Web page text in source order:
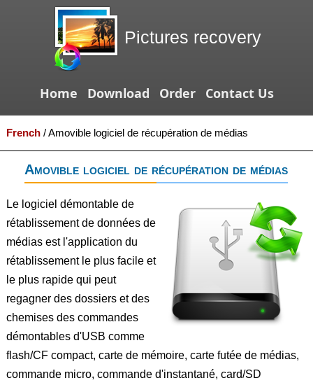
Pictures recovery
Home Download Order Contact Us
French/Amovible logiciel de récupération de médias
Amovible logiciel de récupération de médias
Le logiciel démontable de
rétablissement de données de
médias est l'application du
rétablissement le plus facile et
le plus rapide qui peut
regagner des dossiers et des
chemises des commandes
démontables d'USB comme
flash/CF compact, carte de mémoire, carte futée de médias,
commande micro, commande d'instantané, card/SD